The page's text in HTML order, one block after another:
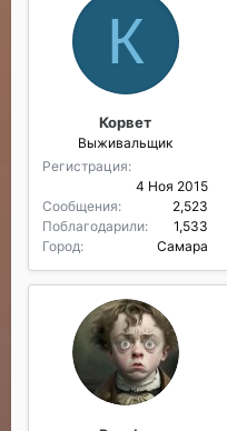
К
Корвет
Выживальщик
Регистрация
4 Ноя 2015
Сообщения
2,523
Поблагодарили
1,533
Город
Самара